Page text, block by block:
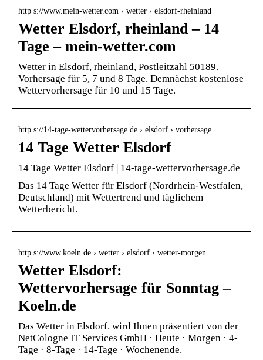
http s://www.mein-wetter.com › wetter › elsdorf-rheinland
Wetter Elsdorf, rheinland – 14
Tage – mein-wetter.com
Wetter in Elsdorf, rheinland, Postleitzahl 50189.
Vorhersage für 5, 7 und 8 Tage. Demnächst kostenlose
Wettervorhersage für 10 und 15 Tage.
http s://14-tage-wettervorhersage.de › elsdorf › vorhersage
14 Tage Wetter Elsdorf
14 Tage Wetter Elsdorf | 14-tage-wettervorhersage.de
Das 14 Tage Wetter für Elsdorf (Nordrhein-Westfalen,
Deutschland) mit Wettertrend und täglichem
Wetterbericht.
http s://www.koeln.de › wetter › elsdorf › wetter-morgen
Wetter Elsdorf:
Wettervorhersage für Sonntag –
Koeln.de
Das Wetter in Elsdorf. wird Ihnen präsentiert von der
NetCologne IT Services GmbH · Heute · Morgen · 4-
Tage · 8-Tage · 14-Tage · Wochenende.